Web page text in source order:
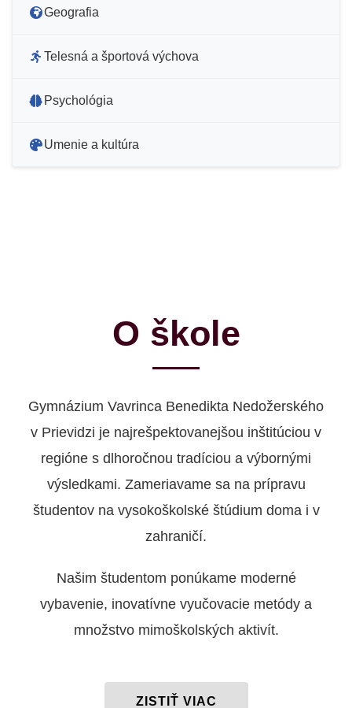
Geografia
Telesná a športová výchova
Psychológia
Umenie a kultúra
O škole
Gymnázium Vavrinca Benedikta Nedožerského
v Prievidzi je najrešpektovanejšou inštitúciou v
regióne s dlhoročnou tradíciou a výbornými
výsledkami. Zameriavame sa na prípravu
študentov na vysokoškolské štúdium doma i v
zahraničí.
Našim študentom ponúkame moderné
vybavenie, inovatívne vyučovacie metódy a
množstvo mimoškolských aktivít.
ZISTIŤ VIAC